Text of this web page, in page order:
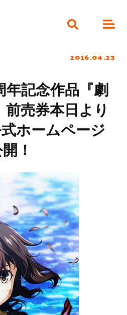
2016.04.23
記念作品『劇
売券本日より
ホームページ
！